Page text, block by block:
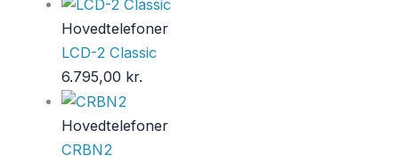
Hovedtelefoner
LCD-2 Classic
6.795,00 kr.
Hovedtelefoner
CRBN2